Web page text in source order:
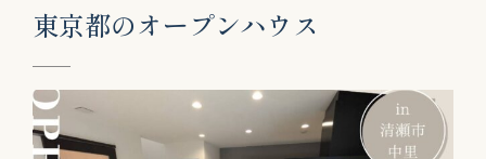
東京都のオープンハウ ス